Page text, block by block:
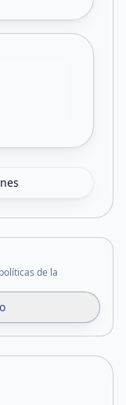
de la